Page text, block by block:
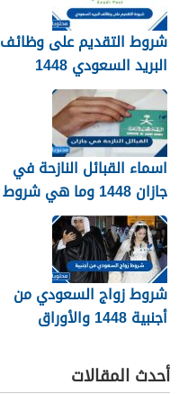
شروط التقديم على وظائف
البريد السعودي 1448
اسماء القبائل النازحة في
جازان 1448 وما هي شروط
تجنيسها
شروط زواج السعودي من
أجنبية 1448 والأوراق
أحدث المقالات